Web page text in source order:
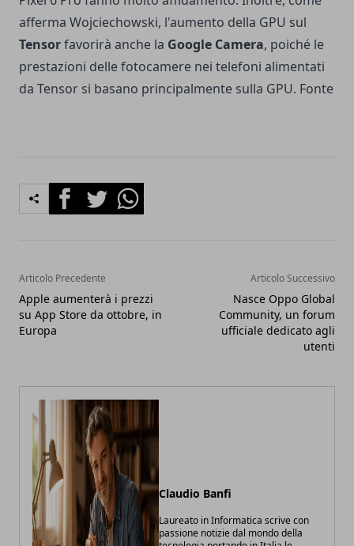
afferma Wojciechowski, l'aumento della GPU sul
Tensorfavorirà anche la Google Camera, poiché le
prestazioni delle fotocamere nei telefoni alimentati
da Tensor si basano principalmente sulla GPU. Fonte
FacebookTwitterWhatsapp
Articolo Precedente
Apple aumenterà i prezzi
su App Store da ottobre, in
Europa
Articolo Successivo
Nasce Oppo Global
Community, un forum
ufficiale dedicato agli
utenti
Claudio Banfi
Laureato in Informatica scrive con
passione notizie dal mondo della